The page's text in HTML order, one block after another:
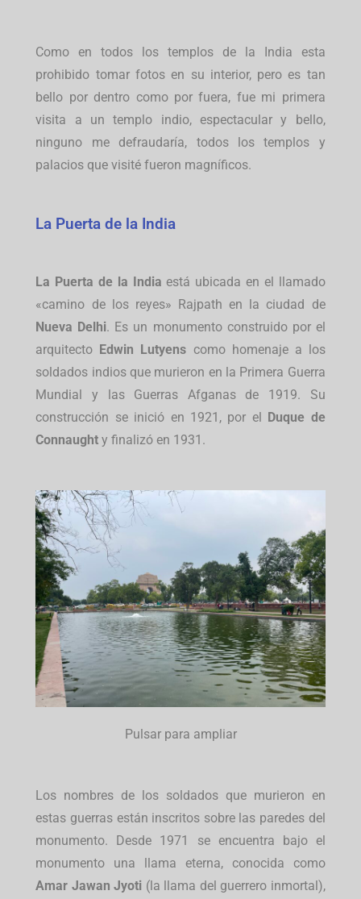
Como en todos los templos de la India esta
prohibido tomar fotos en su interior, pero es tan
bello por dentro como por fuera, fue mi primera
visita a un templo indio, espectacular y bello,
ninguno me defraudaría, todos los templos y
palacios que visité fueron magníficos.
La Puerta de la India
La Puerta de la India está ubicada en el llamado
«camino de los reyes» Rajpath en la ciudad de
Nueva Delhi. Es un monumento construido por el
arquitecto Edwin Lutyens como homenaje a los
soldados indios que murieron en la Primera Guerra
Mundial y las Guerras Afganas de 1919. Su
construcción se inició en 1921, por el Duque de
Connaught y finalizó en 1931.
Pulsar para ampliar
Los nombres de los soldados que murieron en
estas guerras están inscritos sobre las paredes del
monumento. Desde 1971 se encuentra bajo el
monumento una llama eterna, conocida como
Amar Jawan Jyoti (la llama del guerrero inmortal),